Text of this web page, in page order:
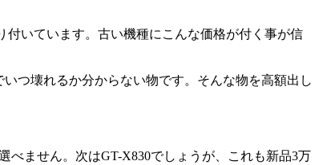
いています。古い機種にこんな価格が付く事が信
つ壊れるか分からない物です。そんな物を高額出し
べません。次はGT-X830でしょうが、これも新品3万